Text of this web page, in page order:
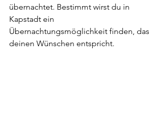
übernachtet. Bestimmt wirst du in
Kapstadt ein
Übernachtungsmöglichkeit finden, das
deinen Wünschen entspricht.